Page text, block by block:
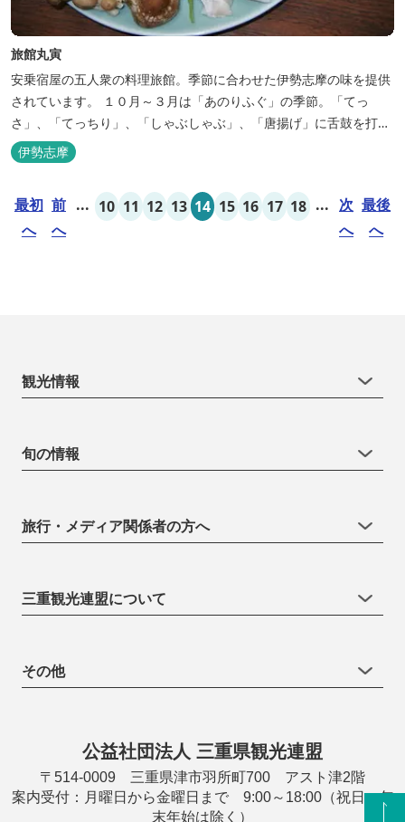
旅館丸寅
安乗宿屋の五人衆の料理旅館。季節に合わせた伊勢志摩の味を提供
されています。 １０月～３月は「あのりふぐ」の季節。「てっ
さ」、「てっちり」、「しゃぶしゃぶ」、「唐揚げ」に舌鼓を打っ
ていただけます。その他、クエマス、伊勢エビ料理もあり。
伊勢志摩
最初
へ
前
へ
... 10 11 12 13 14 15 16 17 18 ... 次
へ
最後
へ
観光情報
旬の情報
旅行・メディア関係者の方へ
三重観光連盟について
その他
公益社団法人 三重県観光連盟
〒514-0009 三重県津市羽所町700 アスト津2階
案内受付：月曜日から金曜日まで 9:00～18:00（祝日・年
末年始は除く）